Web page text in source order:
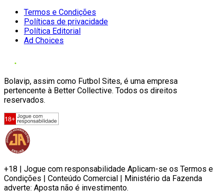
Termos e Condições
Políticas de privacidade
Política Editorial
Ad Choices
Bolavip, assim como Futbol Sites, é uma empresa
pertencente à Better Collective. Todos os direitos
reservados.
+18 | Jogue com responsabilidade Aplicam-se os Termos e
Condições | Conteúdo Comercial | Ministério da Fazenda
adverte: Aposta não é investimento.